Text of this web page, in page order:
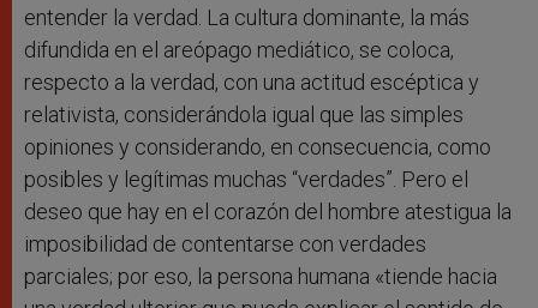
entender la verdad. La cultura dominante, la más
difundida en el areópago mediático, se coloca,
respecto a la verdad, con una actitud escéptica y
relativista, considerándola igual que las simples
opiniones y considerando, en consecuencia, como
posibles y legítimas muchas “verdades”. Pero el
deseo que hay en el corazón del hombre atestigua la
imposibilidad de contentarse con verdades
parciales; por eso, la persona humana «tiende hacia